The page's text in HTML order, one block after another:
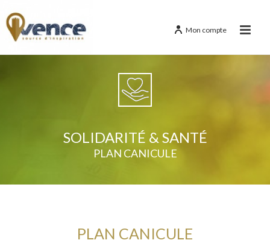
Mon compte
SOLIDARITÉ & SANTÉ
PLAN CANICULE
PLAN CANICULE